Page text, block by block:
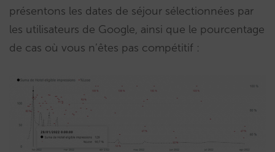
présentons les dates de séjour sélectionnées par
les utilisateurs de Google, ainsi que le pourcentage
de cas où vous n’êtes pas compétitif :